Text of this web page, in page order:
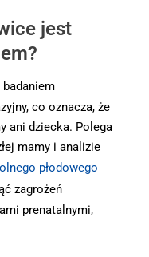
jest
co oznacza, że
ani dziecka. Polega
mamy i analizie
płodowego
zagrożeń
prenatalnymi,